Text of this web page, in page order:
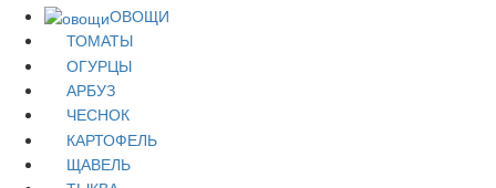
ОВОЩИ
ТОМАТЫ
ОГУРЦЫ
АРБУЗ
ЧЕСНОК
КАРТОФЕЛЬ
ЩАВЕЛЬ